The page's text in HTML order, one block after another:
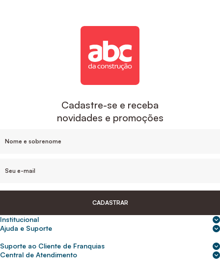
Cadastre-se e receba
novidades e promoções
CADASTRAR
Institucional
Sobre nós
Para empresas
Ajuda e Suporte
Frete e entrega
Suporte ao Cliente de Franquias
2ª Via de Boletos - Crédito ABC
Central de Atendimento